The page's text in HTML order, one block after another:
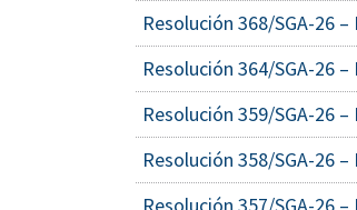
Resolución 368/SGA-26
Resolución 364/SGA-26
Resolución 359/SGA-26
Resolución 358/SGA-26
Resolución 357/SGA-26